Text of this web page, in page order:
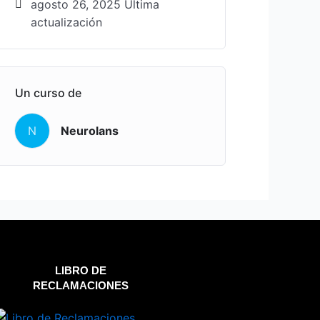
agosto 26, 2025 Última
actualización
Un curso de
N Neurolans
LIBRO DE
RECLAMACIONES